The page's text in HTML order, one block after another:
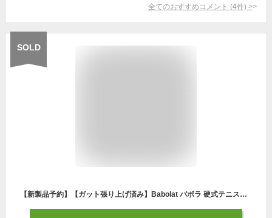
全てのおすすめコメント (4件) >
SOLD
【新製品予約】【ガット張り上げ済み】Babolat バボラ 硬式テニスラケット「ピュアアエロジュニア26 PURE AERO JR26」 (140520) ピュア アエロ 2026